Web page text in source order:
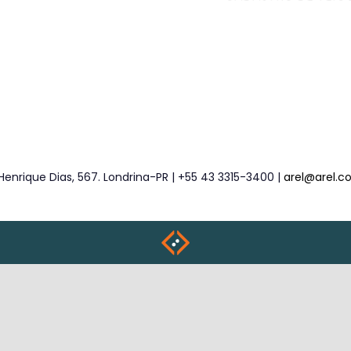
Dias, 567. Londrina-PR | +55 43 3315-3400 |